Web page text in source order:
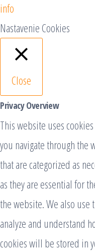
info
Nastavenie Cookies
Close
Privacy Overview
This website uses
you navigate through the
that are categorized as
as they are essential for
the website. We also
analyze and understand
cookies will be stored in